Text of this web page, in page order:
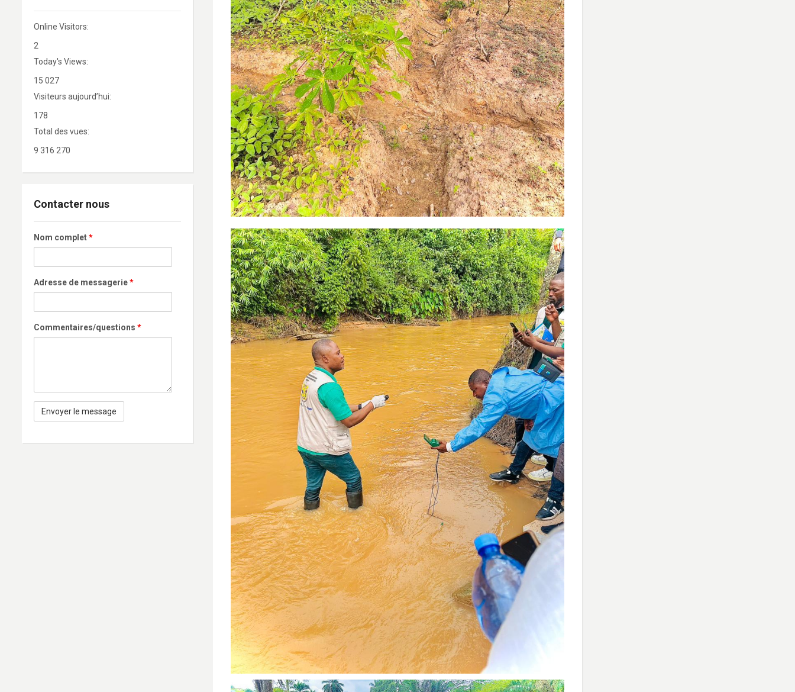
Online Visitors:
2
Today's Views:
15 027
Visiteurs aujourd’hui:
178
Total des vues:
9 316 270
Contacter nous
Nom complet*
Adresse de messagerie*
Commentaires/questions *